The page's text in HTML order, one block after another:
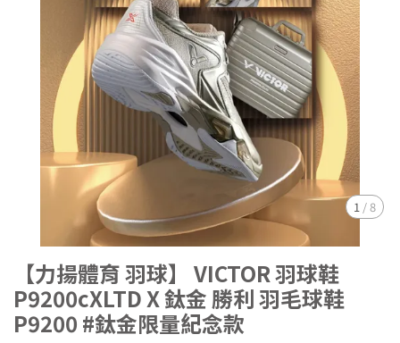
1 /8
【力揚體育 羽球】 VICTOR 羽球鞋
P9200cXLTD X 鈦金 勝利 羽毛球鞋
P9200 #鈦金限量紀念款